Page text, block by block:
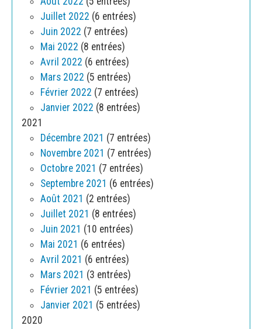
Juillet 2022 (6 entrées)
Juin 2022 (7 entrées)
Mai 2022 (8 entrées)
Avril 2022 (6 entrées)
Mars 2022 (5 entrées)
Février 2022 (7 entrées)
Janvier 2022 (8 entrées)
2021
Décembre 2021 (7 entrées)
Novembre 2021 (7 entrées)
Octobre 2021 (7 entrées)
Septembre 2021 (6 entrées)
Août 2021 (2 entrées)
Juillet 2021 (8 entrées)
Juin 2021 (10 entrées)
Mai 2021 (6 entrées)
Avril 2021 (6 entrées)
Mars 2021 (3 entrées)
Février 2021 (5 entrées)
Janvier 2021 (5 entrées)
2020